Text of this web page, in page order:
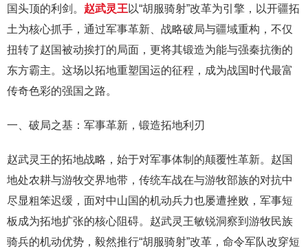
国头顶的利剑。 赵武灵王以“胡服骑射”改革为引擎，以开疆拓
土为核心抓手，通过军事革新、战略破局与疆域重构，不仅
扭转了赵国被动挨打的局面，更将其锻造为能与强秦抗衡的
东方霸主。这场以拓地重塑国运的征程，成为战国时代最富
传奇色彩的强国之路。
一、破局之基：军事革新，锻造拓地利刃
赵武灵王的拓地战略，始于对军事体制的颠覆性革新。赵国
地处农耕与游牧交界地带，传统车战在与游牧部族的对抗中
尽显粗笨迟缓，面对中山国的机动兵力也屡遭挫败，军事短
板成为拓地扩张的核心阻碍。赵武灵王敏锐洞察到游牧民族
骑兵的机动优势，毅然推行“胡服骑射”改革，命令军队改穿短